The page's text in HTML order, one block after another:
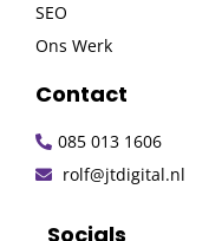
SEO
Ons Werk
Contact
085 013 1606
rolf@jtdigital.nl
Socials